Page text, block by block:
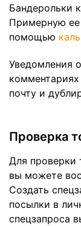
Бандерольки
Примерную ее
помощью
Уведомления
почту и
Проверка
Для проверки
вы можете
Cоздать
посылки в
спецзапроса